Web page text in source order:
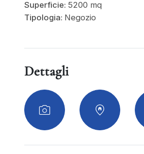
Superficie: 5200 mq
Tipologia: Negozio
Dettagli